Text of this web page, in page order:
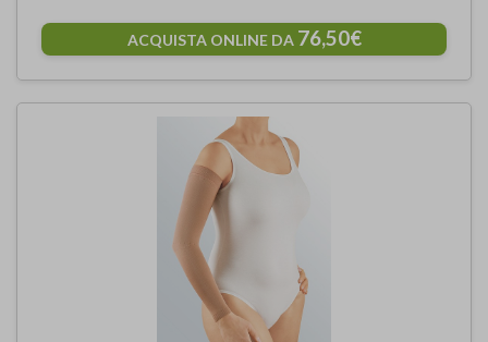
ACQUISTA ONLINE DA 76,50€